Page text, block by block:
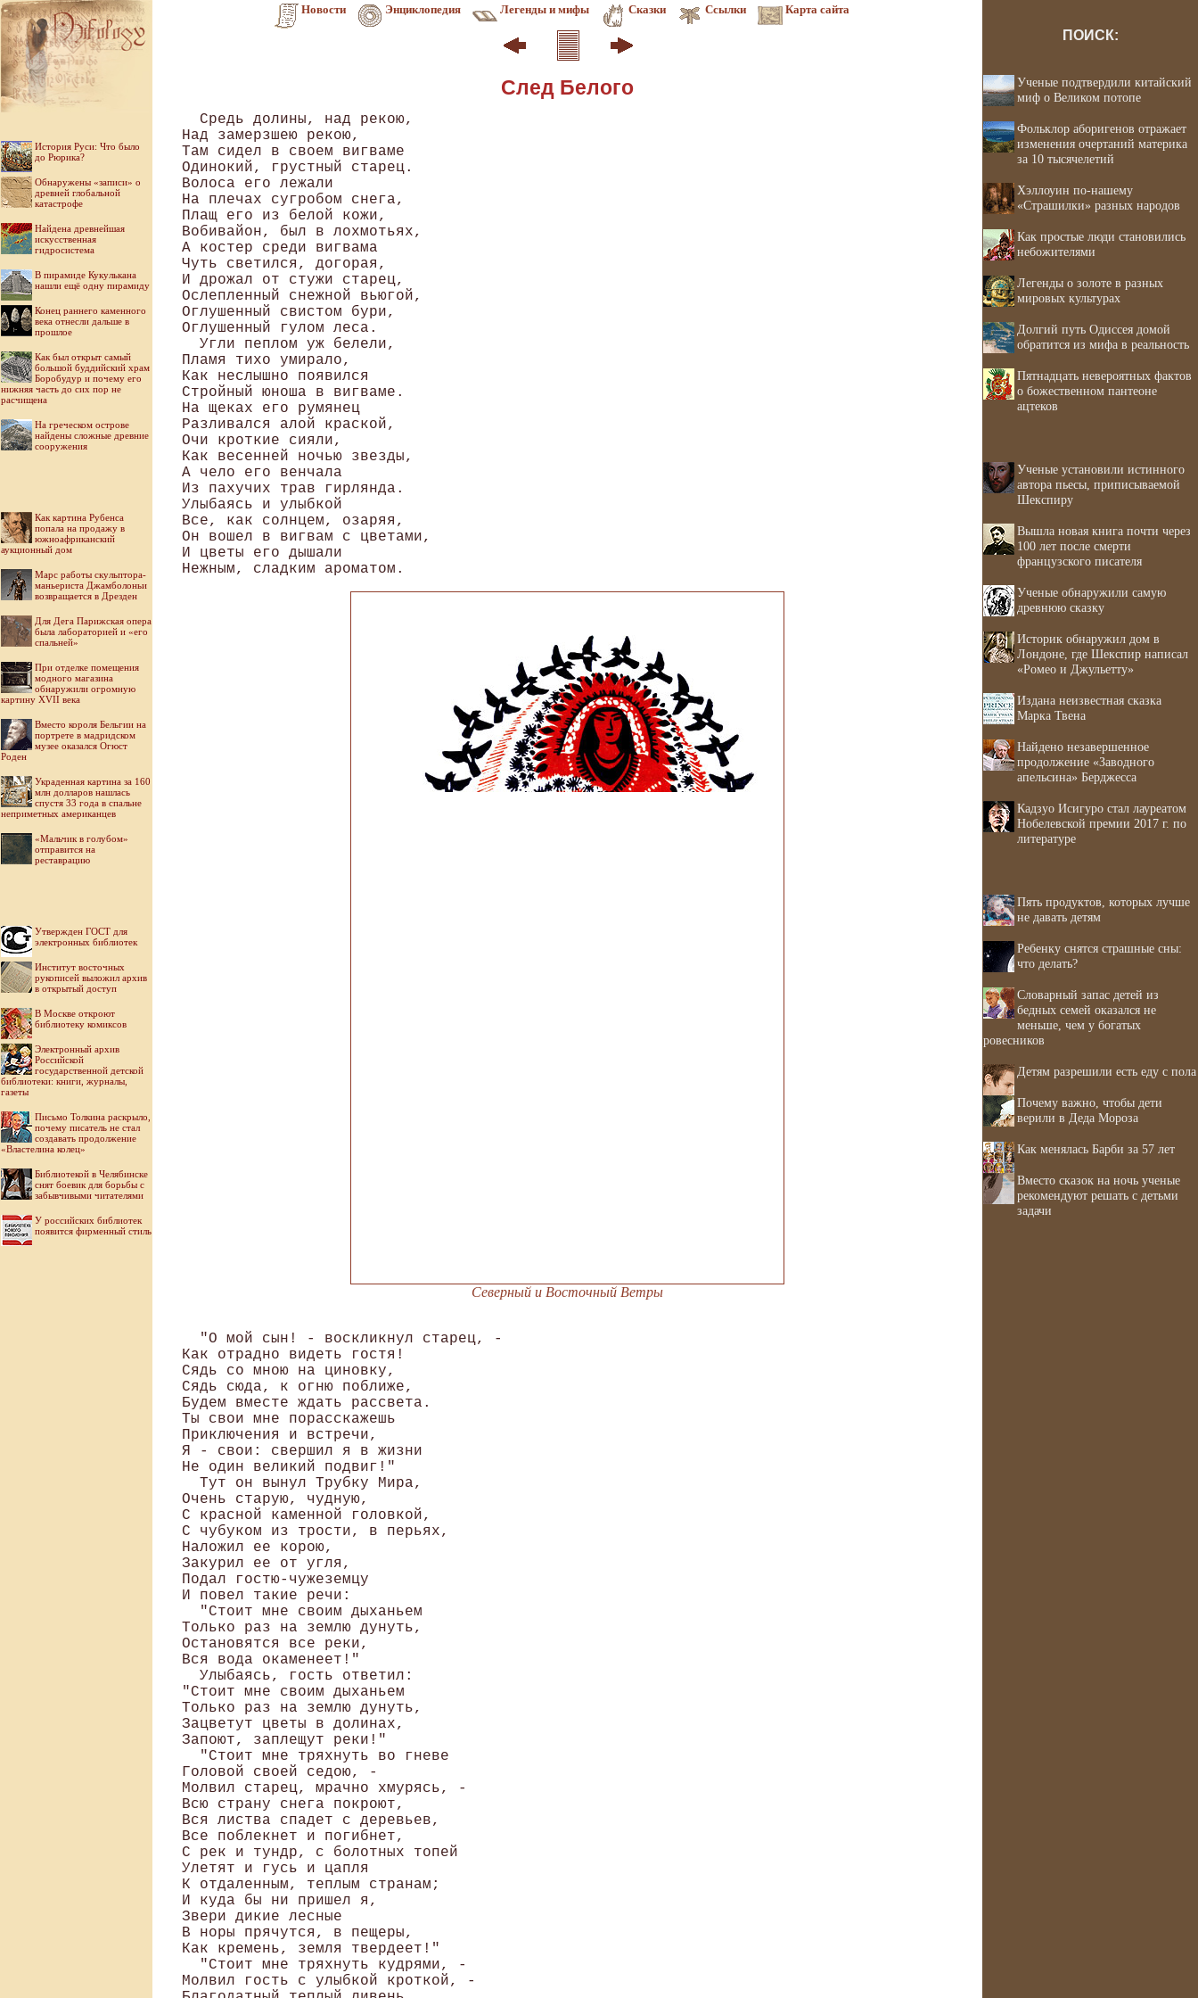
Новости Энциклопедия Легенды и мифы Сказки Ссылки Карта сайта
История Руси: Что было
до Рюрика?
Обнаружены «записи» о
древней глобальной
катастрофе
Найдена древнейшая
искусственная
гидросистема
В пирамиде Кукулькана
нашли ещё одну пирамиду
Конец раннего каменного
века отнесли дальше в
прошлое
Как был открыт самый
большой буддийский храм
Боробудур и почему его
нижняя часть до сих пор не
расчищена
На греческом острове
найдены сложные древние
сооружения
Как картина Рубенса
попала на продажу в
южноафриканский
аукционный дом
Марс работы скульптора-
маньериста Джамболоньи
возвращается в Дрезден
Для Дега Парижская опера
была лабораторией и «его
спальней»
При отделке помещения
модного магазина
обнаружили огромную
картину XVII века
Вместо короля Бельгии на
портрете в мадридском
музее оказался Огюст
Роден
Украденная картина за 160
млн долларов нашлась
спустя 33 года в спальне
неприметных американцев
«Мальчик в голубом»
отправится на
реставрацию
Утвержден ГОСТ для
электронных библиотек
Институт восточных
рукописей выложил архив
в открытый доступ
В Москве откроют
библиотеку комиксов
Электронный архив
Российской
государственной детской
библиотеки: книги, журналы,
газеты
Письмо Толкина раскрыло,
почему писатель не стал
создавать продолжение
«Властелина колец»
Библиотекой в Челябинске
снят боевик для борьбы с
забывчивыми читателями
У российских библиотек
появится фирменный стиль
След Белого
  Средь долины, над рекою,
Над замерзшею рекою,
Там сидел в своем вигваме
Одинокий, грустный старец.
Волоса его лежали
На плечах сугробом снега,
Плащ его из белой кожи,
Вобивайон, был в лохмотьях,
А костер среди вигвама
Чуть светился, догорая,
И дрожал от стужи старец,
Ослепленный снежной вьюгой,
Оглушенный свистом бури,
Оглушенный гулом леса.
  Угли пеплом уж белели,
Пламя тихо умирало,
Как неслышно появился
Стройный юноша в вигваме.
На щеках его румянец
Разливался алой краской,
Очи кроткие сияли,
Как весенней ночью звезды,
А чело его венчала
Из пахучих трав гирлянда.
Улыбаясь и улыбкой
Все, как солнцем, озаряя,
Он вошел в вигвам с цветами,
И цветы его дышали
Северный и Восточный Ветры
  "О мой сын! - воскликнул старец, -
Как отрадно видеть гостя!
Сядь со мною на циновку,
Сядь сюда, к огню поближе,
Будем вместе ждать рассвета.
Ты свои мне порасскажешь
Приключения и встречи,
Я - свои: свершил я в жизни
Не один великий подвиг!"
  Тут он вынул Трубку Мира,
Очень старую, чудную,
С красной каменной головкой,
С чубуком из трости, в перьях,
Наложил ее корою,
Закурил ее от угля,
Подал гостю-чужеземцу
И повел такие речи:
  "Стоит мне своим дыханьем
Только раз на землю дунуть,
Остановятся все реки,
Вся вода окаменеет!"
  Улыбаясь, гость ответил:
"Стоит мне своим дыханьем
Только раз на землю дунуть,
Зацветут цветы в долинах,
Запоют, заплещут реки!"
  "Стоит мне тряхнуть во гневе
Головой своей седою, -
Молвил старец, мрачно хмурясь, -
Всю страну снега покроют,
Вся листва спадет с деревьев,
Все поблекнет и погибнет,
С рек и тундр, с болотных топей
Улетят и гусь и цапля
К отдаленным, теплым странам;
И куда бы ни пришел я,
Звери дикие лесные
В норы прячутся, в пещеры,
Как кремень, земля твердеет!"
  "Стоит мне тряхнуть кудрями, -
Молвил гость с улыбкой кроткой, -
ПОИСК:
Ученые подтвердили китайский
миф о Великом потопе
Фольклор аборигенов отражает
изменения очертаний материка
за 10 тысячелетий
Хэллоуин по-нашему
«Страшилки» разных народов
Как простые люди становились
небожителями
Легенды о золоте в разных
мировых культурах
Долгий путь Одиссея домой
обратится из мифа в реальность
Пятнадцать невероятных фактов
о божественном пантеоне
ацтеков
Ученые установили истинного
автора пьесы, приписываемой
Шекспиру
Вышла новая книга почти через
100 лет после смерти
французского писателя
Ученые обнаружили самую
древнюю сказку
Историк обнаружил дом в
Лондоне, где Шекспир написал
«Ромео и Джульетту»
Издана неизвестная сказка
Марка Твена
Найдено незавершенное
продолжение «Заводного
апельсина» Берджесса
Кадзуо Исигуро стал лауреатом
Нобелевской премии 2017 г. по
литературе
Пять продуктов, которых лучше
не давать детям
Ребенку снятся страшные сны:
что делать?
Словарный запас детей из
бедных семей оказался не
меньше, чем у богатых
ровесников
Детям разрешили есть еду с пола
Почему важно, чтобы дети
верили в Деда Мороза
Как менялась Барби за 57 лет
Вместо сказок на ночь ученые
рекомендуют решать с детьми
задачи